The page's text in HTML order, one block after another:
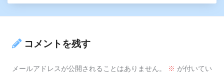
コメントを残す
メールアドレスが公開されることはありません。 ※ が付いてい